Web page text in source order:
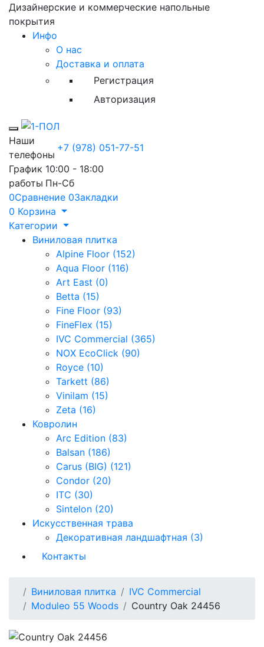
Дизайнерские и коммерческие напольные
покрытия
Инфо
О нас
Доставка и оплата
Регистрация
Авторизация
Toggle mobile menu
Наши
телефоны
+7 (978) 051-77-51
График
работы
10:00 - 18:00
Пн-Сб
0Сравнение 0Закладки
0 Корзина
Категории
Виниловая плитка
Alpine Floor (152)
Aqua Floor (116)
Art East (0)
Betta (15)
Fine Floor (93)
FineFlex (15)
IVC Commercial (365)
NOX EcoClick (90)
Royce (10)
Tarkett (86)
Vinilam (15)
Zeta (16)
Ковролин
Arc Edition (83)
Balsan (186)
Carus (BIG) (121)
Condor (20)
ITC (30)
Sintelon (20)
Искусственная трава
Декоративная ландшафтная (3)
Контакты
Виниловая плитка
IVC Commercial
Moduleo 55 Woods
Country Oak 24456